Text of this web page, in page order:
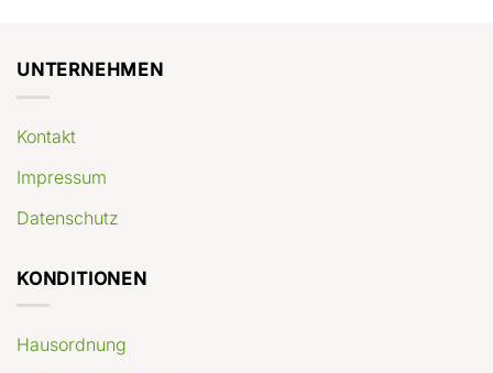
UNTERNEHMEN
Kontakt
Impressum
Datenschutz
KONDITIONEN
Hausordnung